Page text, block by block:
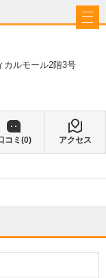
カルモール2階3号
コミ(0) アクセス